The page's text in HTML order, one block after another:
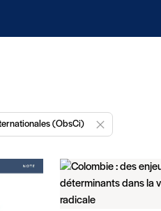
(ObsCi)
Enlever